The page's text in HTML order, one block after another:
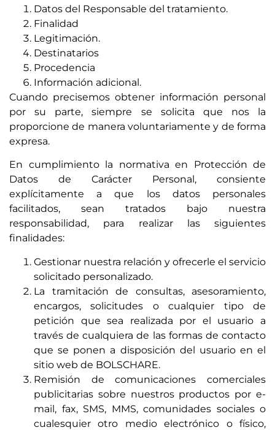
Datos del Responsable del tratamiento.
Finalidad
Legitimación.
Destinatarios
Procedencia
Información adicional.
Cuando precisemos obtener información personal
por su parte, siempre se solicita que nos la
proporcione de manera voluntariamente y de forma
expresa.
En cumplimiento la normativa en Protección de
Datos de Carácter Personal, consiente
explícitamente a que los datos personales
facilitados, sean tratados bajo nuestra
responsabilidad, para realizar las siguientes
finalidades:
Gestionar nuestra relación y ofrecerle el servicio
solicitado personalizado.
La tramitación de consultas, asesoramiento,
encargos, solicitudes o cualquier tipo de
petición que sea realizada por el usuario a
través de cualquiera de las formas de contacto
que se ponen a disposición del usuario en el
sitio web de BOLSCHARE.
Remisión de comunicaciones comerciales
publicitarias sobre nuestros productos por e-
mail, fax, SMS, MMS, comunidades sociales o
cualesquier otro medio electrónico o físico,